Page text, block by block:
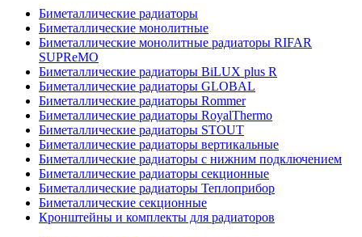
Биметаллические радиаторы
Биметаллические монолитные
Биметаллические монолитные радиаторы RIFAR
SUPReMO
Биметаллические радиаторы BiLUX plus R
Биметаллические радиаторы GLOBAL
Биметаллические радиаторы Rommer
Биметаллические радиаторы RoyalThermo
Биметаллические радиаторы STOUT
Биметаллические радиаторы вертикальные
Биметаллические радиаторы с нижним подключением
Биметаллические радиаторы секционные
Биметаллические радиаторы Теплоприбор
Биметаллические секционные
Кронштейны и комплекты для радиаторов